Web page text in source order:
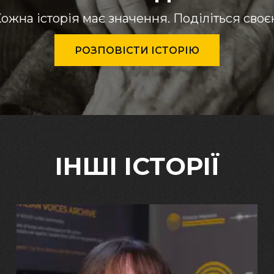
історія має значення. Поділіться
РОЗПОВІСТИ ІСТОРІЮ
ІНШІ ІСТОРІЇ